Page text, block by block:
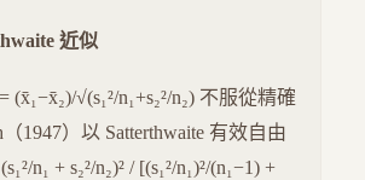
近似
√(s₁²/n₁+s₂²/n₂) 不服從精確
1947）以 Satterthwaite 有效自由
n₁ + s₂²/n₂)² / [(s₁²/n₁)²/(n₁−1) +